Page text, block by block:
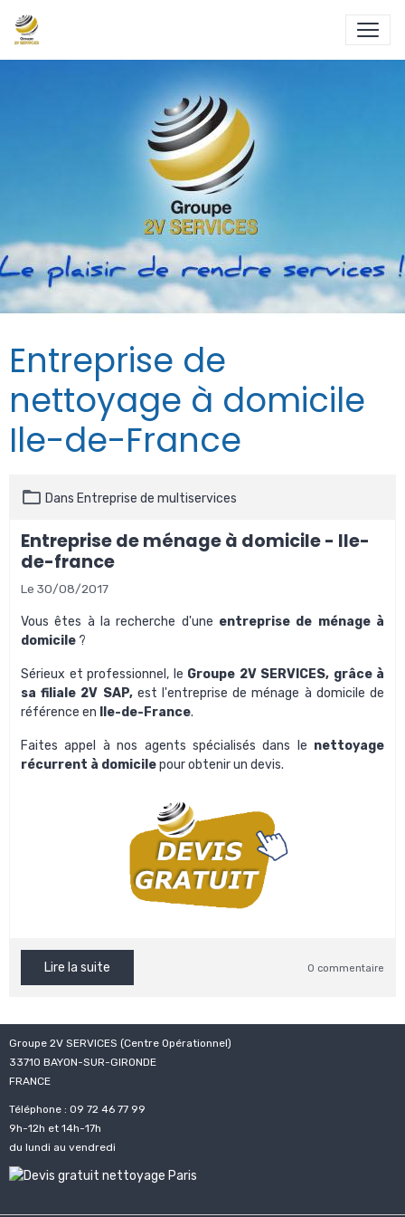
Entreprise de
nettoyage à domicile
Ile-de-France
Dans Entreprise de multiservices
Entreprise de ménage à domicile - Ile-
de-france
Le 30/08/2017
Vous êtes à la recherche d'une entreprise de ménage à
domicile ?
Sérieux et professionnel, le Groupe 2V SERVICES, grâce à
sa filiale 2V SAP,est l'entreprise de ménage à domicilede
référence en
Ile-de-France.
Faites appel à nos agents spécialisés dans le nettoyage
récurrent à domicilepour obtenir un devis.
Lire la suite 0 commentaire
Groupe 2V SERVICES (Centre Opérationnel)
33710 BAYON-SUR-GIRONDE
FRANCE
Téléphone : 09 72 46 77 99
9h-12h et 14h-17h
du lundi au vendredi